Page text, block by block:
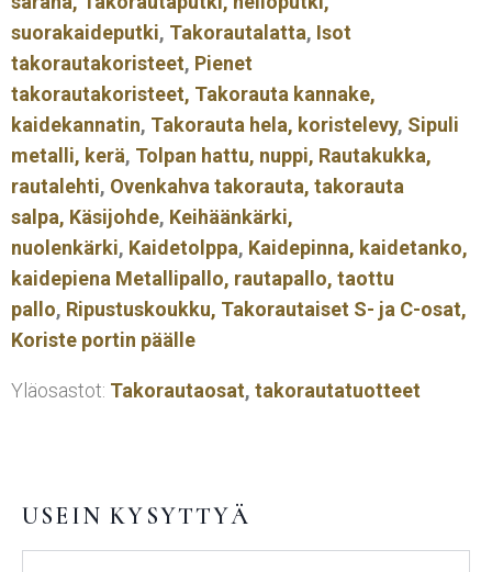
suorakaideputki, Takorautalatta, Isot
takorautakoristeet, Pienet
takorautakoristeet, Takorauta kannake,
kaidekannatin, Takorauta hela, koristelevy, Sipuli
metalli, kerä, Tolpan hattu, nuppi, Rautakukka,
rautalehti, Ovenkahva takorauta, takorauta
salpa, Käsijohde, Keihäänkärki,
nuolenkärki, Kaidetolppa, Kaidepinna, kaidetanko,
kaidepiena Metallipallo, rautapallo, taottu
pallo, Ripustuskoukku, Takorautaiset S- ja C-osat,
Koriste portin päälle
Yläosastot: Takorautaosat, takorautatuotteet
USEIN KYSYTTYÄ